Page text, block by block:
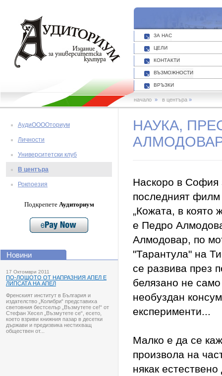
ЗА НАС
ЦЕЛИ
КОНТАКТИ
ВЪЗМОЖНОСТИ
ВРЪЗКИ
начало » в центъра »
АудиООООториум
Личности
Университетски клуб
В центъра
Рокпоезия
Подкрепете Аудиториум
Новини
17 Октомври 2011
ПО-ЛОШОТО ОТ НАПРАЗНИЯ АПЕЛ Е
ЛИПСАТА НА АПЕЛ
Френският институт в България и
издателство „Колибри“ представиха
световния бестселър „Възмутете се!“ от
Стефан Хесел „Възмутете се“, есето,
което взриви книжния пазар в десетки
държави и предизвика нестихващ
обществен от...
НАУКА,
Наскоро в София
последният
„Кожата, в която
е Педро
Алмодовар, по
"Тарантула" на
се развива през
белязано не
необуздан
експерименти...
Малко е да се
произвола на
някак